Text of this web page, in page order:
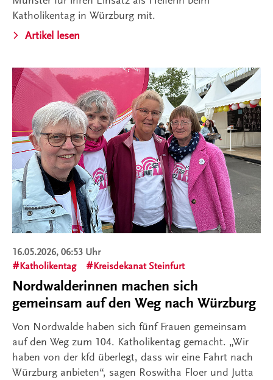
Katholikentag in Würzburg mit.
Artikel lesen
16.05.2026, 06:53 Uhr
Katholikentag
Kreisdekanat Steinfurt
Nordwalderinnen machen sich
gemeinsam auf den Weg nach Würzburg
Von Nordwalde haben sich fünf Frauen gemeinsam
auf den Weg zum 104. Katholikentag gemacht. „Wir
haben von der kfd überlegt, dass wir eine Fahrt nach
Würzburg anbieten“, sagen Roswitha Floer und Jutta